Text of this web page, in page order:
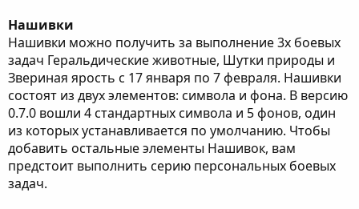
Нашивки
Нашивки можно получить за выполнение 3х боевых
задач Геральдические животные, Шутки природы и
Звериная ярость с 17 января по 7 февраля. Нашивки
состоят из двух элементов: символа и фона. В версию
0.7.0 вошли 4 стандартных символа и 5 фонов, один
из которых устанавливается по умолчанию. Чтобы
добавить остальные элементы Нашивок, вам
предстоит выполнить серию персональных боевых
задач.